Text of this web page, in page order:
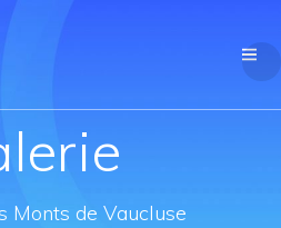
Monts de Vaucluse